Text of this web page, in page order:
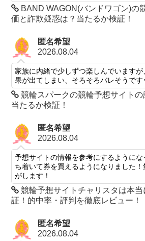
BAND WAGON(バンドワゴン)の
価と詐欺疑惑は？当たるか検証！
匿名希望
2026.08.04
家族に内緒で少しずつ楽しんでいます
果が出てしまい、そろそろバレそうです
競輪スパークの競輪予想サイトの
当たるか検証！
匿名希望
2026.08.04
予想サイトの情報を参考にするように
ち着いて券を買えるようになりました
がします！
競輪予想サイトチャリスタは本
証！的中率・評判を徹底レビュー！
匿名希望
2026.08.04